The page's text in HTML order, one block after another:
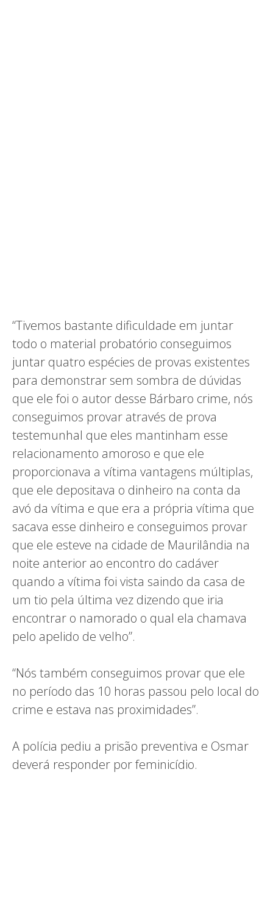
“Tivemos bastante dificuldade em juntar
todo o material probatório conseguimos
juntar quatro espécies de provas existentes
para demonstrar sem sombra de dúvidas
que ele foi o autor desse Bárbaro crime, nós
conseguimos provar através de prova
testemunhal que eles mantinham esse
relacionamento amoroso e que ele
proporcionava a vítima vantagens múltiplas,
que ele depositava o dinheiro na conta da
avó da vítima e que era a própria vítima que
sacava esse dinheiro e conseguimos provar
que ele esteve na cidade de Maurilândia na
noite anterior ao encontro do cadáver
quando a vítima foi vista saindo da casa de
um tio pela última vez dizendo que iria
encontrar o namorado o qual ela chamava
pelo apelido de velho”.
“Nós também conseguimos provar que ele
no período das 10 horas passou pelo local do
crime e estava nas proximidades”.
A polícia pediu a prisão preventiva e Osmar
deverá responder por feminicídio.